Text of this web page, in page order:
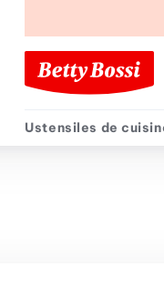
Menu
Ustensiles de